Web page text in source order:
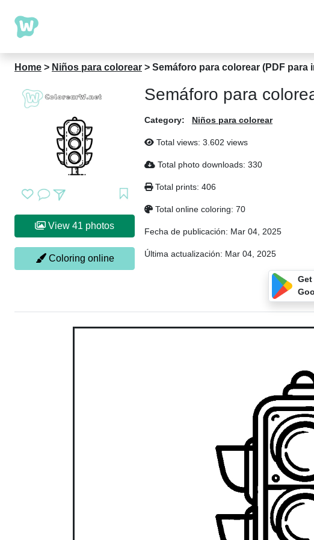
Home > Niños para colorear > Semáforo para colorear (PDF para
View 41 photos
Coloring online
Semáforo para
Category: Niños para colorear
Total views: 3.602 views
Total photo downloads: 330
Total prints: 406
Total online coloring: 70
Fecha de publicación: Mar 04, 2025
Última actualización: Mar 04, 2025